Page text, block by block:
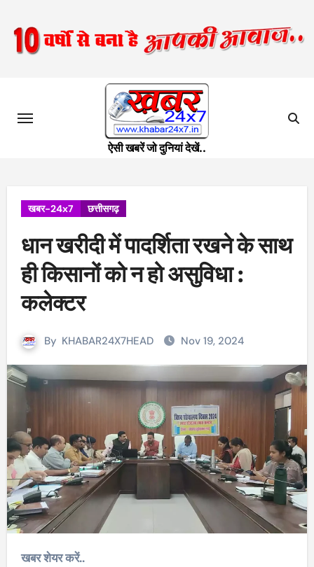
content
ऐसी खबरें जो दुनियां देखें..
खबर-24x7 छत्तीसगढ़
धान खरीदी में पादर्शिता रखने के साथ
ही किसानों को न हो असुविधा :
कलेक्टर
By KHABAR24X7HEAD Nov 19, 2024
खबर शेयर करें..